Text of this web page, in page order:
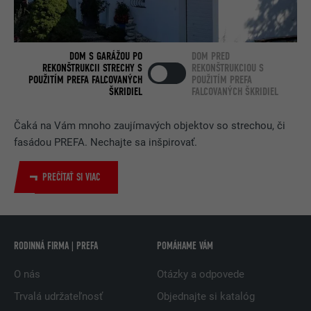
Čaká na Vám mnoho zaujímavých objektov so strechou, či
fasádou PREFA. Nechajte sa inšpirovať.
PREČÍTAŤ SI VIAC
DOM S GARÁŽOU PO
REKONŠTRUKCII STRECHY S
POUŽITÍM PREFA FALCOVANÝCH
ŠKRIDIEL
DOM PRED
REKONŠTRUKCIOU S
POUŽITÍM PREFA
FALCOVANÝCH ŠKRIDIEL
RODINNÁ FIRMA | PREFA
O nás
Trvalá udržateľnosť
POMÁHAME VÁM
Otázky a odpovede
Objednajte si katalóg
DOBA TRVANIA
Používa ho služba sociálnej siete
LinkedIn na sledovanie používania
vložených služieb.
NÁZOV bscookie
DOBA TRVANIA
Používa ho služba sociálnej siete
vložených služieb.
NÁZOV UserMatchHistory